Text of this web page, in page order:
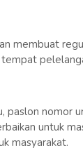
membuat
paslon nomor
untuk
masyarakat.